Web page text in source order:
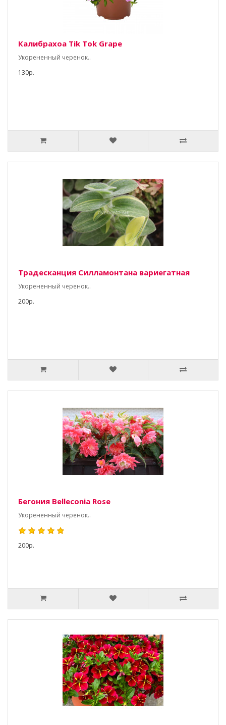
Калибрахоа Tik Tok Grape
Укорененный черенок..
130р.
Традесканция Силламонтана вариегатная
Укорененный черенок..
200р.
Бегония Belleconia Rose
Укорененный черенок..
200р.